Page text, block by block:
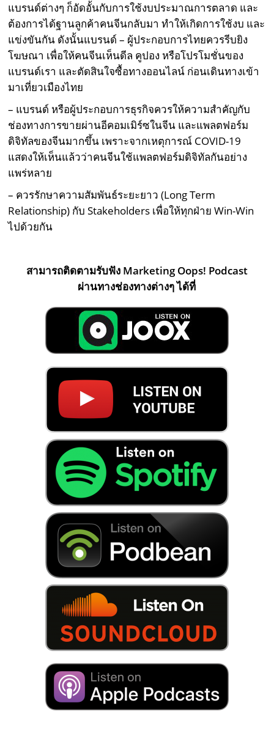
แบรนด์ต่างๆ ก็อัดอั้นกับการใช้งบประมาณการตลาด และ
ต้องการได้ฐานลูกค้าคนจีนกลับมา ทำให้เกิดการใช้งบ และ
แข่งขันกัน ดังนั้นแบรนด์ – ผู้ประกอบการไทยควรรีบยิง
โฆษณา เพื่อให้คนจีนเห็นดีล คูปอง หรือโปรโมชั่นของ
แบรนด์เรา และตัดสินใจซื้อทางออนไลน์ ก่อนเดินทางเข้า
มาเที่ยวเมืองไทย
– แบรนด์ หรือผู้ประกอบการธุรกิจควรให้ความสำคัญกับ
ช่องทางการขายผ่านอีคอมเมิร์ซในจีน และแพลตฟอร์ม
ดิจิทัลของจีนมากขึ้น เพราะจากเหตุการณ์ COVID-19
แสดงให้เห็นแล้วว่าคนจีนใช้แพลตฟอร์มดิจิทัลกันอย่าง
แพร่หลาย
– ควรรักษาความสัมพันธ์ระยะยาว (Long Term
Relationship) กับ Stakeholders เพื่อให้ทุกฝ่าย Win-Win
ไปด้วยกัน
สามารถติดตามรับฟัง Marketing Oops! Podcast
ผ่านทางช่องทางต่างๆ ได้ที่